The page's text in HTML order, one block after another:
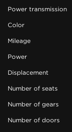
Power transmission
Color
Mileage
Power
Displacement
Number of seats
Number of gears
Number of doors